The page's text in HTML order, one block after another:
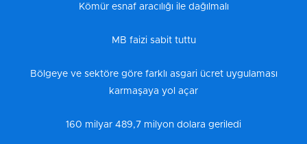
Kömür esnaf aracılığı ile dağılmalı
MB faizi sabit tuttu
Bölgeye ve sektöre göre farklı asgari ücret uygulaması
karmaşaya yol açar
160 milyar 489,7 milyon dolara geriledi